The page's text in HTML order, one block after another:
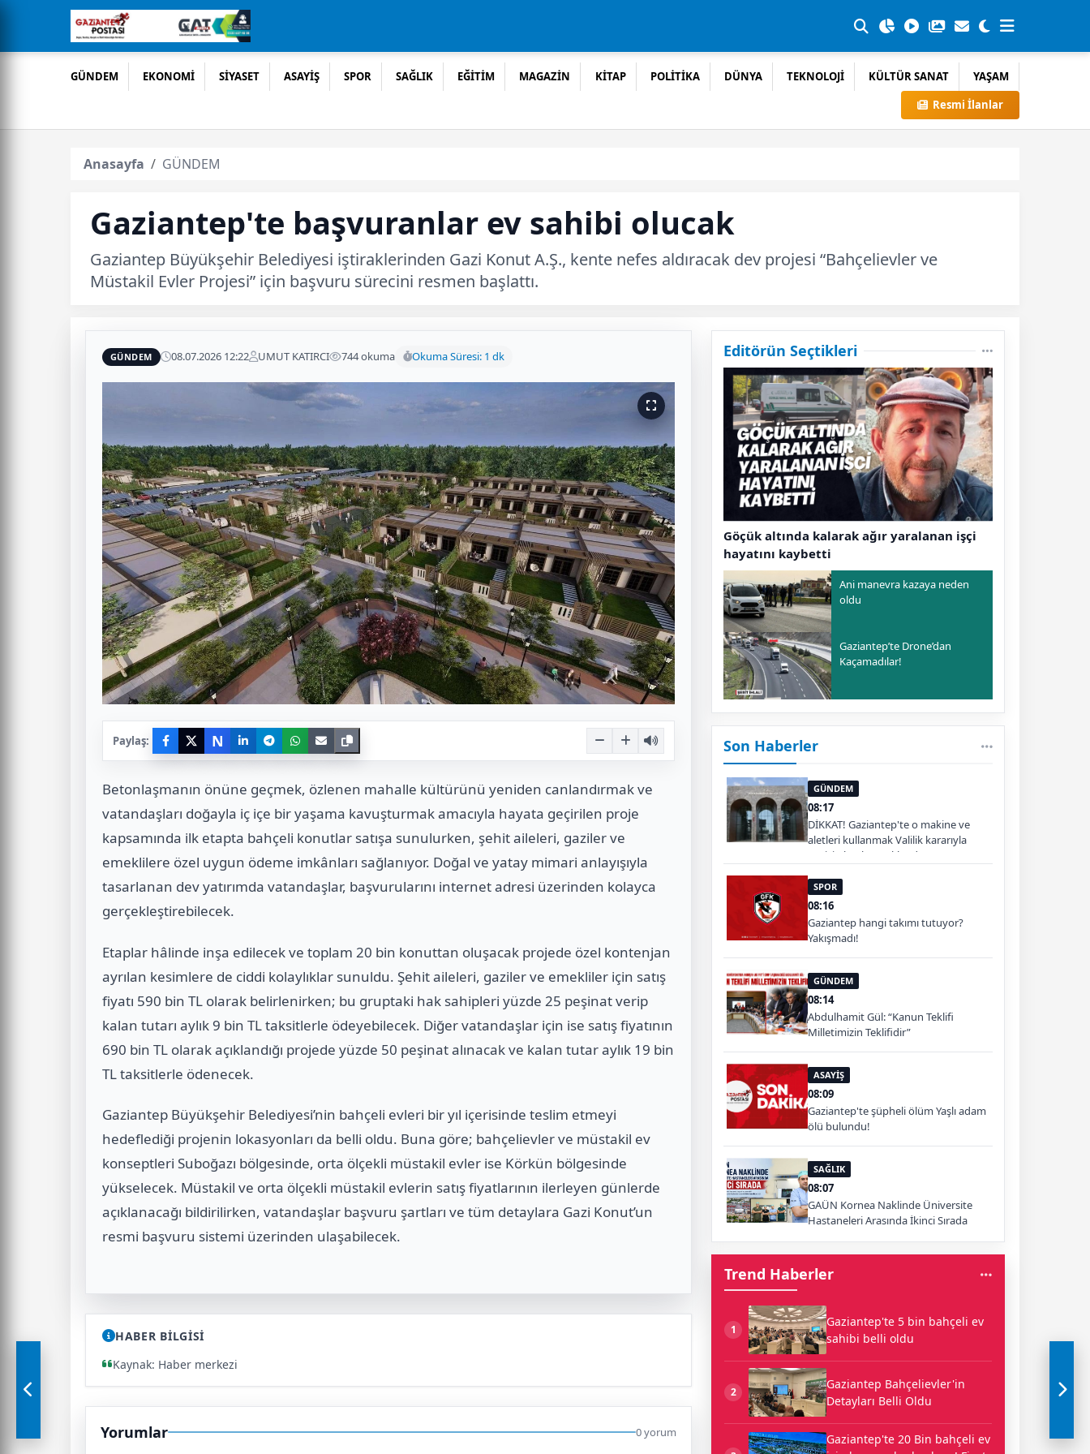
GÜNDEM EKONOMİ SİYASET ASAYİŞ SPOR SAĞLIK EĞİTİM MAGAZİN KİTAP POLİTİKA DÜNYA TEKNOLOJİ KÜLTÜR SANAT
YAŞAM
Resmi İlanlar
Anasayfa GÜNDEM
Gaziantep'te başvuranlar ev sahibi olucak
Gaziantep Büyükşehir Belediyesi iştiraklerinden Gazi Konut A.Ş., kente nefes aldıracak dev projesi “Bahçelievler ve
Müstakil Evler Projesi” için başvuru sürecini resmen başlattı.
GÜNDEM 08.07.2026 12:22 UMUT KATIRCI 744 okuma Okuma Süresi: 1 dk
Paylaş: N
Betonlaşmanın önüne geçmek, özlenen mahalle kültürünü yeniden canlandırmak ve
vatandaşları doğayla iç içe bir yaşama kavuşturmak amacıyla hayata geçirilen proje
kapsamında ilk etapta bahçeli konutlar satışa sunulurken, şehit aileleri, gaziler ve
emeklilere özel uygun ödeme imkânları sağlanıyor. Doğal ve yatay mimari anlayışıyla
tasarlanan dev yatırımda vatandaşlar, başvurularını internet adresi üzerinden kolayca
gerçekleştirebilecek.
Etaplar hâlinde inşa edilecek ve toplam 20 bin konuttan oluşacak projede özel kontenjan
ayrılan kesimlere de ciddi kolaylıklar sunuldu. Şehit aileleri, gaziler ve emekliler için satış
fiyatı 590 bin TL olarak belirlenirken; bu gruptaki hak sahipleri yüzde 25 peşinat verip
kalan tutarı aylık 9 bin TL taksitlerle ödeyebilecek. Diğer vatandaşlar için ise satış fiyatının
690 bin TL olarak açıklandığı projede yüzde 50 peşinat alınacak ve kalan tutar aylık 19 bin
TL taksitlerle ödenecek.
Gaziantep Büyükşehir Belediyesi’nin bahçeli evleri bir yıl içerisinde teslim etmeyi
hedeflediği projenin lokasyonları da belli oldu. Buna göre; bahçelievler ve müstakil ev
konseptleri Suboğazı bölgesinde, orta ölçekli müstakil evler ise Körkün bölgesinde
yükselecek. Müstakil ve orta ölçekli müstakil evlerin satış fiyatlarının ilerleyen günlerde
açıklanacağı bildirilirken, vatandaşlar başvuru şartları ve tüm detaylara Gazi Konut’un
resmi başvuru sistemi üzerinden ulaşabilecek.
HABER BİLGİSİ
Kaynak: Haber merkezi
Yorumlar 0 yorum
Editörün Seçtikleri
Göçük altında kalarak ağır yaralanan işçi
hayatını kaybetti
Ani manevra kazaya neden
oldu
Gaziantep’te Drone’dan
Kaçamadılar!
Son Haberler
GÜNDEM
08:17
DİKKAT! Gaziantep'te o makine ve
aletleri kullanmak Valilik kararıyla
geçici olarak yasaklandı
SPOR
08:16
Gaziantep hangi takımı tutuyor?
Yakışmadı!
GÜNDEM
08:14
Abdulhamit Gül: “Kanun Teklifi
Milletimizin Teklifidir”
ASAYİŞ
08:09
Gaziantep'te şüpheli ölüm Yaşlı adam
ölü bulundu!
SAĞLIK
08:07
GAÜN Kornea Naklinde Üniversite
Hastaneleri Arasında İkinci Sırada
Trend Haberler
1
Gaziantep'te 5 bin bahçeli ev
sahibi belli oldu
2
Gaziantep Bahçelievler'in
Detayları Belli Oldu
Gaziantep'te 20 Bin bahçeli ev